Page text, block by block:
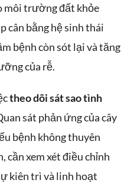
môi trường đất khỏe
cân bằng hệ sinh thái
bệnh còn sót lại và tăng
của rễ.
theo dõi sát sao tình
sát phản ứng của cây
bệnh không thuyên
cần xem xét điều chỉnh
kiên trì và linh hoạt